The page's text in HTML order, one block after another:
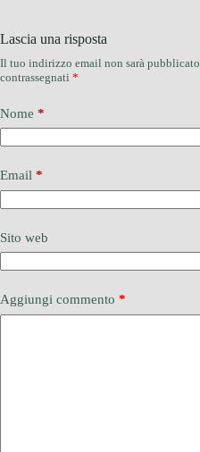
Lascia una risposta
Il tuo indirizzo email non sarà pubblicato.
contrassegnati *
Nome *
Email *
Sito web
Aggiungi commento *